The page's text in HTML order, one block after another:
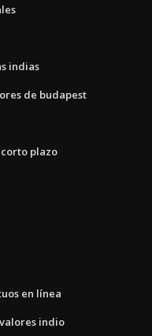
indias
de budapest
plazo
en línea
indio